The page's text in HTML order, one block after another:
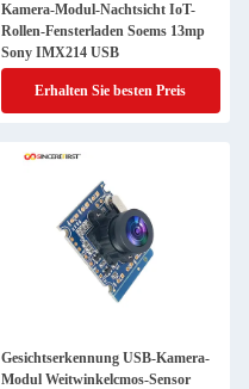
Kamera-Modul-Nachtsicht IoT-
Rollen-Fensterladen Soems 13mp
Sony IMX214 USB
Erhalten Sie besten Preis
Gesichtserkennung USB-Kamera-
Modul Weitwinkelcmos-Sensor